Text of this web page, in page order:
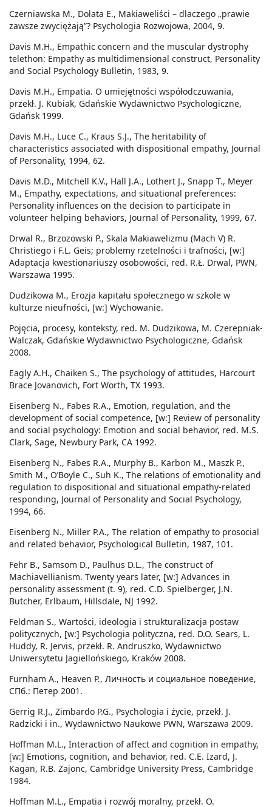
Czerniawska M., Dolata E., Makiaweliści – dlaczego „prawie
zawsze zwyciężają”? Psychologia Rozwojowa, 2004, 9.
Davis M.H., Empathic concern and the muscular dystrophy
telethon: Empathy as multidimensional construct, Personality
and Social Psychology Bulletin, 1983, 9.
Davis M.H., Empatia. O umiejętności współodczuwania,
przekł. J. Kubiak, Gdańskie Wydawnictwo Psychologiczne,
Gdańsk 1999.
Davis M.H., Luce C., Kraus S.J., The heritability of
characteristics associated with dispositional empathy, Journal
of Personality, 1994, 62.
Davis M.D., Mitchell K.V., Hall J.A., Lothert J., Snapp T., Meyer
M., Empathy, expectations, and situational preferences:
Personality influences on the decision to participate in
volunteer helping behaviors, Journal of Personality, 1999, 67.
Drwal R., Brzozowski P., Skala Makiawelizmu (Mach V) R.
Christiego i F.L. Geis; problemy rzetelności i trafności, [w:]
Adaptacja kwestionariuszy osobowości, red. R.Ł. Drwal, PWN,
Warszawa 1995.
Dudzikowa M., Erozja kapitału społecznego w szkole w
kulturze nieufności, [w:] Wychowanie.
Pojęcia, procesy, konteksty, red. M. Dudzikowa, M. Czerepniak-
Walczak, Gdańskie Wydawnictwo Psychologiczne, Gdańsk
2008.
Eagly A.H., Chaiken S., The psychology of attitudes, Harcourt
Brace Jovanovich, Fort Worth, TX 1993.
Eisenberg N., Fabes R.A., Emotion, regulation, and the
development of social competence, [w:] Review of personality
and social psychology: Emotion and social behavior, red. M.S.
Clark, Sage, Newbury Park, CA 1992.
Eisenberg N., Fabes R.A., Murphy B., Karbon M., Maszk P.,
Smith M., O’Boyle C., Suh K., The relations of emotionality and
regulation to dispositional and situational empathy-related
responding, Journal of Personality and Social Psychology,
1994, 66.
Eisenberg N., Miller P.A., The relation of empathy to prosocial
and related behavior, Psychological Bulletin, 1987, 101.
Fehr B., Samsom D., Paulhus D.L., The construct of
Machiavellianism. Twenty years later, [w:] Advances in
personality assessment (t. 9), red. C.D. Spielberger, J.N.
Butcher, Erlbaum, Hillsdale, NJ 1992.
Feldman S., Wartości, ideologia i strukturalizacja postaw
politycznych, [w:] Psychologia polityczna, red. D.O. Sears, L.
Huddy, R. Jervis, przekł. R. Andruszko, Wydawnictwo
Uniwersytetu Jagiellońskiego, Kraków 2008.
Furnham A., Heaven P., Личность и социальное поведение,
СПб.: Петер 2001.
Gerrig R.J., Zimbardo P.G., Psychologia i życie, przekł. J.
Radzicki i in., Wydawnictwo Naukowe PWN, Warszawa 2009.
Hoffman M.L., Interaction of affect and cognition in empathy,
[w:] Emotions, cognition, and behavior, red. C.E. Izard, J.
Kagan, R.B. Zajonc, Cambridge University Press, Cambridge
1984.
Hoffman M.L., Empatia i rozwój moralny, przekł. O.